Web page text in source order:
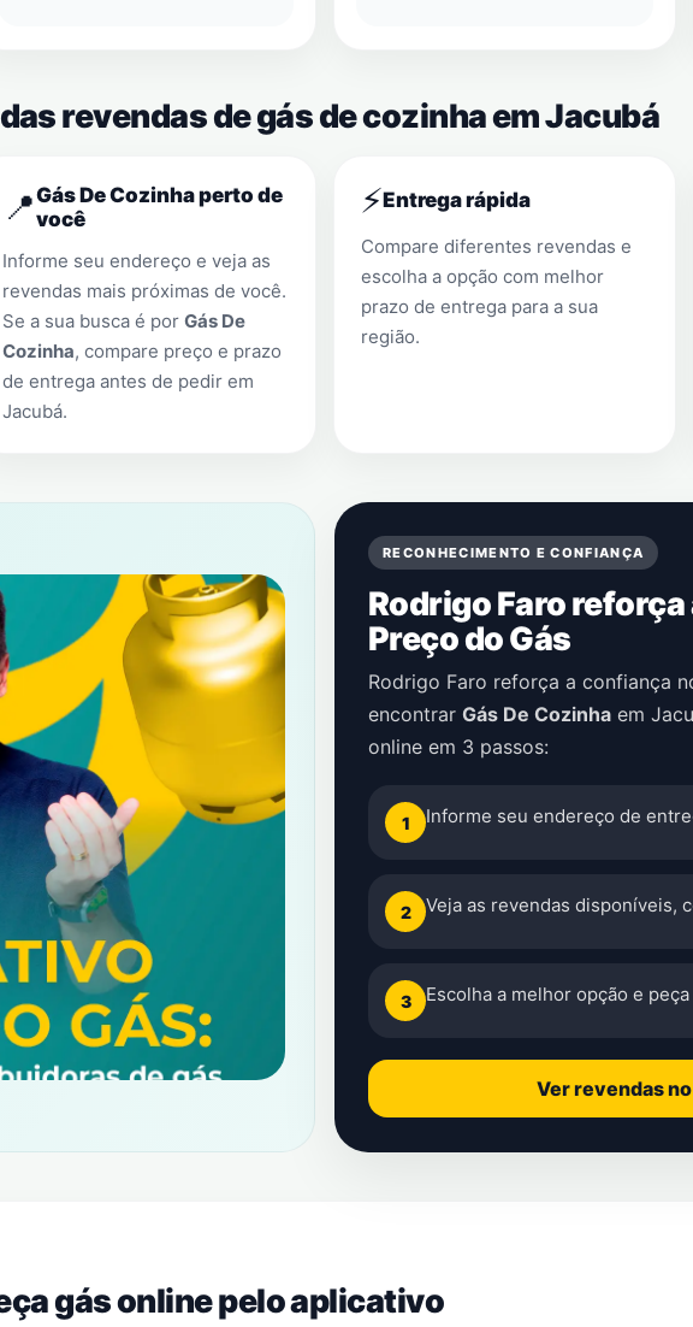
revendas de gás de cozinha em Jacubá
📍Gás De Cozinha perto de
você
Informe seu endereço e veja as
revendas mais próximas de você.
Se a sua busca é por Gás De
Cozinha, compare preço e prazo
de entrega antes de pedir em
Jacubá.
⚡Entrega rápida
Compare diferentes revendas e
escolha a opção com melhor
prazo de entrega para a sua
região.
RECONHECIMENTO E CONFIANÇA
Rodrigo Faro
Preço do Gás
Rodrigo Faro reforça a confiança
encontrar Gás De Cozinha em
online em 3 passos:
1 Informe seu endereço de
2 Veja as revendas disponíveis,
3 Escolha a melhor opção e
Ver revendas
gás online pelo aplicativo